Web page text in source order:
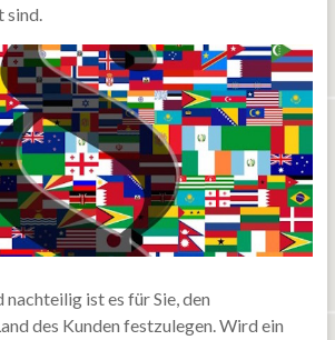
sind.
nachteilig ist es für Sie, den
des Kunden festzulegen. Wird ein